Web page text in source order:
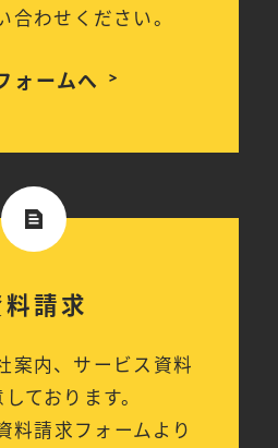
合わせください。
ォームへ
請求
案内、サービス資料
ております。
料請求フォームより